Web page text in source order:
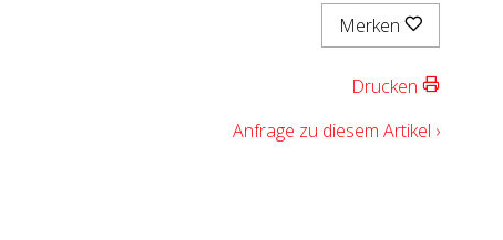
Merken
Drucken
Anfrage zu diesem Artikel ›